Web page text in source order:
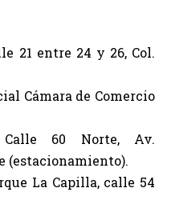
21 entre 24 y 26, Col.
Cámara de Comercio
Calle 60 Norte, Av.
(estacionamiento).
La Capilla, calle 54